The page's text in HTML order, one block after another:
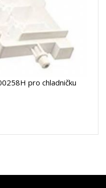
pro chladničku